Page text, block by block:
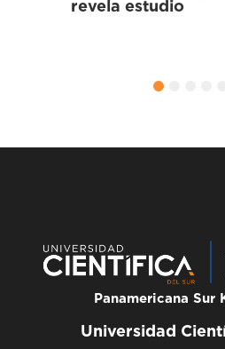
4
Panamericana Sur
Universidad